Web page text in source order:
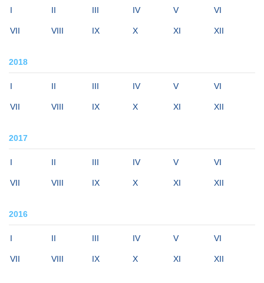
I II III IV V VI
VII VIII IX X XI XII
2018
I II III IV V VI
VII VIII IX X XI XII
2017
I II III IV V VI
VII VIII IX X XI XII
2016
I II III IV V VI
VII VIII IX X XI XII